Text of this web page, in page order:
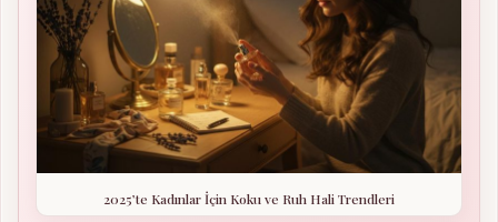
2025’te Kadınlar İçin Koku ve Ruh Hali Trendleri